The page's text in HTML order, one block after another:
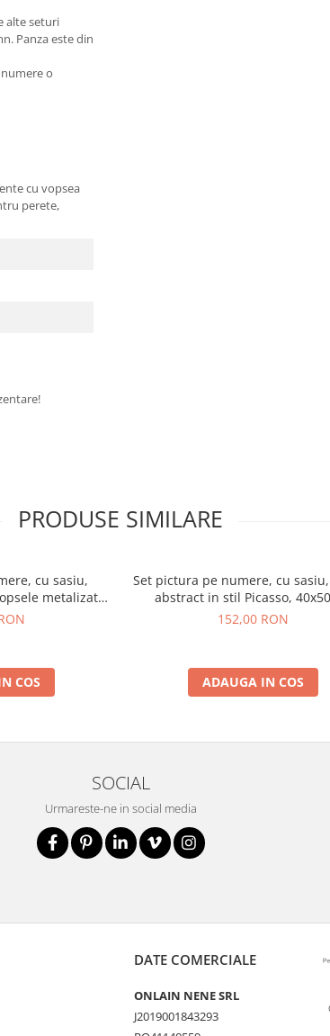
alte seturi
Panza este din
o
cu vopsea
perete,
PRODUSE SIMILARE
cu sasiu,
metalizate,
COS
Set pictura pe numere, cu
abstract in stil Picasso,
152,00 RON
ADAUGA IN COS
SOCIAL
Urmareste-ne in social media
DATE COMERCIALE
ONLAIN NENE SRL
J2019001843293